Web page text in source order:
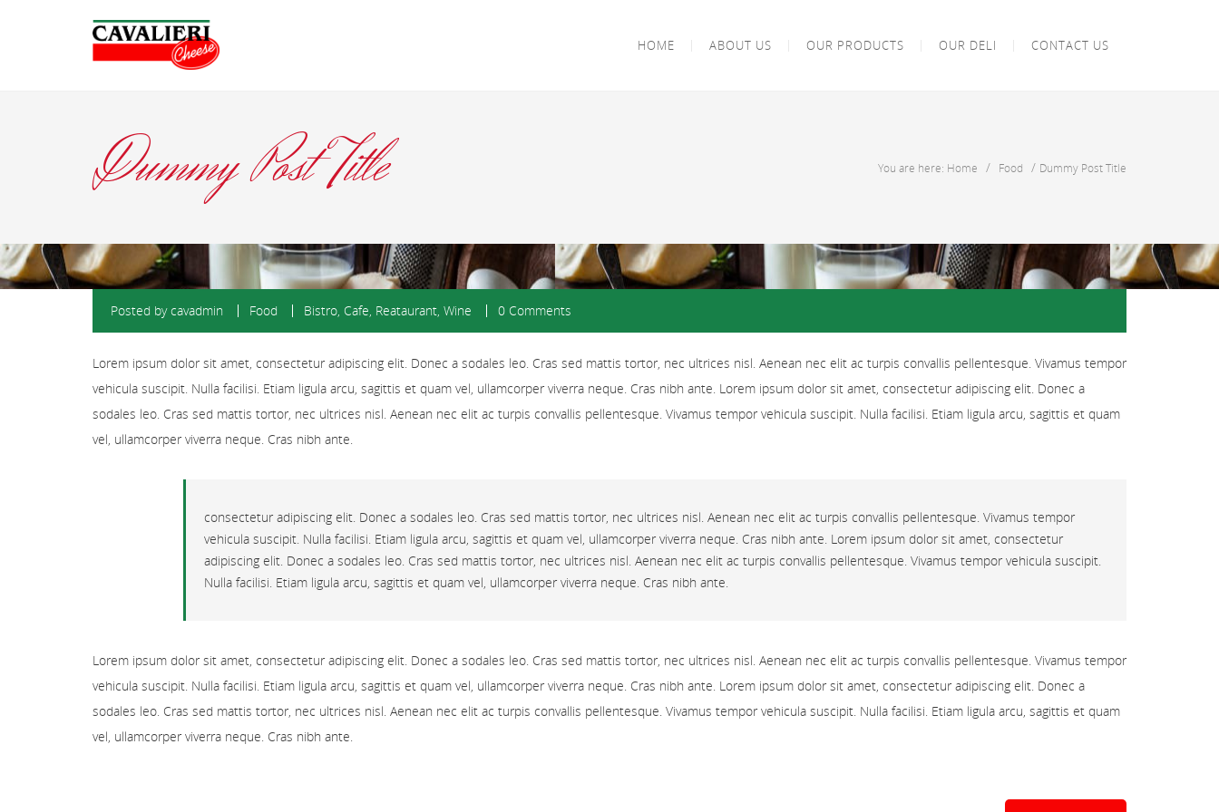
HOME ABOUT US OUR PRODUCTS OUR DELI CONTACT US
Dummy Post Title You are here: Home / Food / Dummy Post Title
Posted bycavadmin Food Bistro, Cafe, Reataurant, Wine 0 Comments
Lorem ipsum dolor sit amet, consectetur adipiscing elit. Donec a sodales leo. Cras sed mattis tortor, nec ultrices nisl. Aenean nec elit ac turpis convallis pellentesque. Vivamus tempor
vehicula suscipit. Nulla facilisi. Etiam ligula arcu, sagittis et quam vel, ullamcorper viverra neque. Cras nibh ante. Lorem ipsum dolor sit amet, consectetur adipiscing elit. Donec a
sodales leo. Cras sed mattis tortor, nec ultrices nisl. Aenean nec elit ac turpis convallis pellentesque. Vivamus tempor vehicula suscipit. Nulla facilisi. Etiam ligula arcu, sagittis et quam
vel, ullamcorper viverra neque. Cras nibh ante.
consectetur adipiscing elit. Donec a sodales leo. Cras sed mattis tortor, nec ultrices nisl. Aenean nec elit ac turpis convallis pellentesque. Vivamus tempor
vehicula suscipit. Nulla facilisi. Etiam ligula arcu, sagittis et quam vel, ullamcorper viverra neque. Cras nibh ante. Lorem ipsum dolor sit amet, consectetur
adipiscing elit. Donec a sodales leo. Cras sed mattis tortor, nec ultrices nisl. Aenean nec elit ac turpis convallis pellentesque. Vivamus tempor vehicula suscipit.
Nulla facilisi. Etiam ligula arcu, sagittis et quam vel, ullamcorper viverra neque. Cras nibh ante.
Lorem ipsum dolor sit amet, consectetur adipiscing elit. Donec a sodales leo. Cras sed mattis tortor, nec ultrices nisl. Aenean nec elit ac turpis convallis pellentesque. Vivamus tempor
vehicula suscipit. Nulla facilisi. Etiam ligula arcu, sagittis et quam vel, ullamcorper viverra neque. Cras nibh ante. Lorem ipsum dolor sit amet, consectetur adipiscing elit. Donec a
sodales leo. Cras sed mattis tortor, nec ultrices nisl. Aenean nec elit ac turpis convallis pellentesque. Vivamus tempor vehicula suscipit. Nulla facilisi. Etiam ligula arcu, sagittis et quam
vel, ullamcorper viverra neque. Cras nibh ante.